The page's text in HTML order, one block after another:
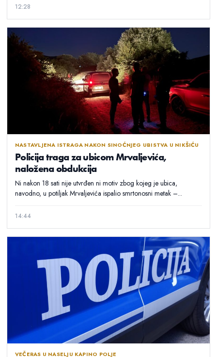
12:28
NASTAVLJENA ISTRAGA NAKON SINOĆNJEG UBISTVA U NIKŠIĆU
Policija traga za ubicom Mrvaljevića,
naložena obdukcija
Ni nakon 18 sati nije utvrđen ni motiv zbog kojeg je ubica,
navodno, u potiljak Mrvaljevića ispalio smrtonosni metak –...
14:44
VEČERAS U NASELJU KAPINO POLJE